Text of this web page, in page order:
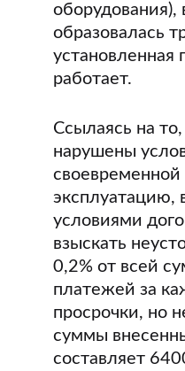
оборудования),
образовалась
установленная
работает.
Ссылаясь на
нарушены
своевременной
эксплуатацию,
условиями
взыскать
0,2% от всей
платежей за
просрочки, но
суммы
составляет